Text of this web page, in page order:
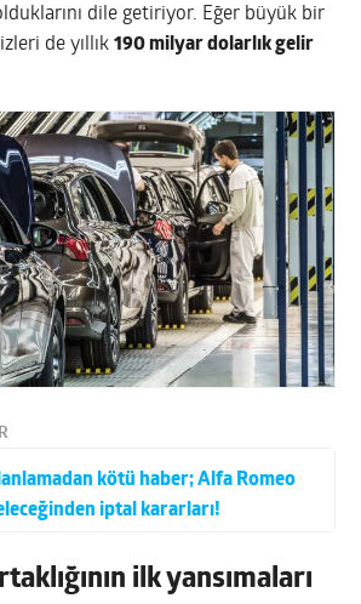
dile getiriyor. Eğer büyük bir
de yıllık190 milyar dolarlık gelir
kötü haber; Alfa Romeo
iptal kararları!
ilk yansımaları